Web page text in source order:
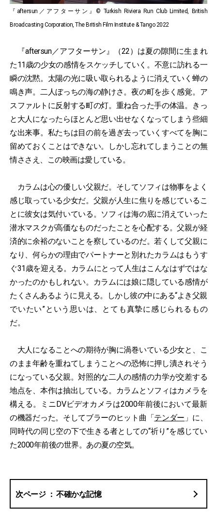
『aftersun／アフターサン』© Turkish Riviera Run Club Limited, British
Broadcasting Corporation, The British Film Institute & Tango 2022
『aftersun／アフターサン』（22）は夏の隙間に生まれ
た11歳の少女の感情をスケッチしていく。不意に訪れる一
瞬の沈黙。太陽の光に吸い取られるように消えていく蝉の
鳴き声。二人ぼっちの海の静けさ。夜の町を歩く感覚。ア
スファルトに反射する町の灯。重ね合った手の体温。きっ
と大人になったらほとんど思い出せなくなってしまう些細
な出来事。私たちは目の前を過ぎ去っていくすべてを胸に
留めておくことはできない。しかし忘れてしまうことの無
情ささえ、この映画は愛している。
カラムは心の優しい父親だ。そしてソフィは物事をよく
感じ取っている少女だ。父親が人生に焦りを感じているこ
とに彼女は気付いている。ソフィは海の底に消えていった
潜水マスクが高価なものだったことを心配する。父親が経
済的に余裕のないことを察しているのだ。若くして父親に
なり、何らかの理由でパートナーと別れたカラムはもうす
ぐ31歳を迎える。カラムにとって人生はこんなはずではな
かったのかもしれない。カラムには娘に隠している感情が
たくさんあるように見える。しかし彼の中にある“よき父親
でいたい”という思いは、とても真摯に感じられるもの
だ。
大人になることへの期待が胸に渦巻いている少女と、こ
のまま年齢を重ねてしまうことへの恐怖に押し潰されそう
になっている父親。対照的な二人の感情の力学が交差する
地点を、本作は抽出している。カラムとソフィはカメラを
構える。ミニDVビデオカメラは2000年前後において最新
の機器だった。そしてブラーのヒット曲「 テンダー 」に、
同時代の同じ空の下で生きる者としての“祈り”を感じてい
た2000年前後の世界。あの夏の空気。
不確かな記憶